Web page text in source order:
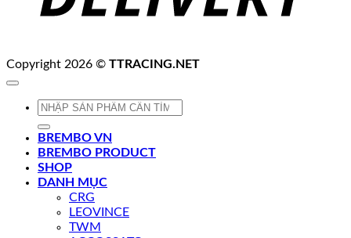
Copyright 2026 © TTRACING.NET
Tìm
BREMBO VN
BREMBO PRODUCT
SHOP
DANH MỤC
CRG
LEOVINCE
TWM